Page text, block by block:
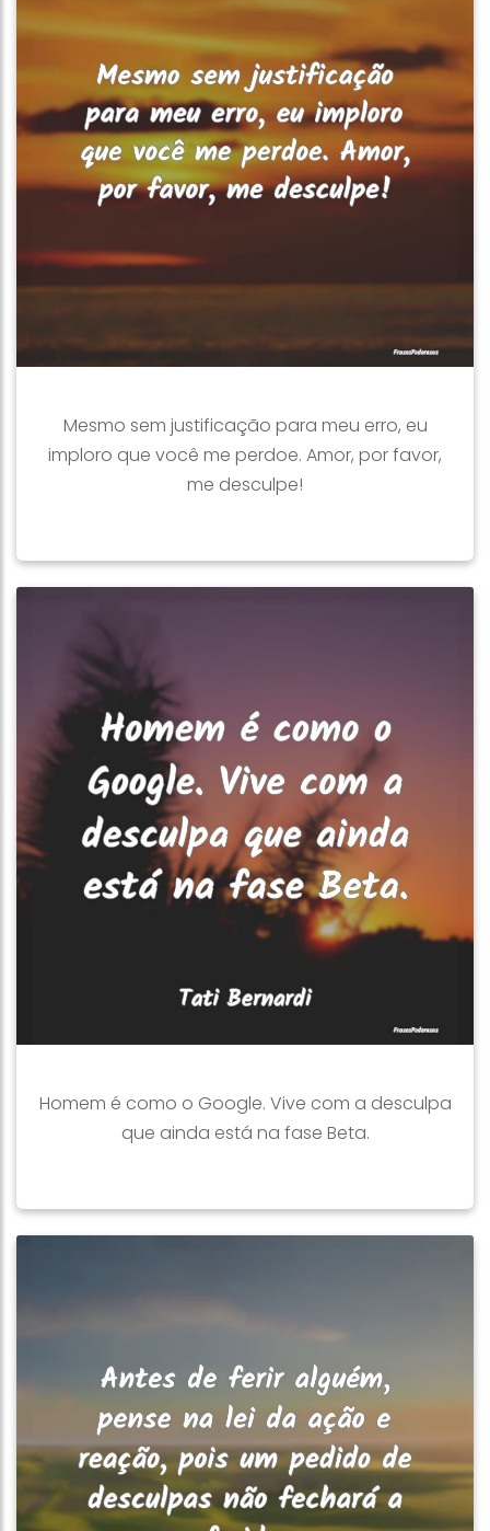
Mesmo sem justificação para meu erro, eu
imploro que você me perdoe. Amor, por favor,
me desculpe!
Homem é como o Google. Vive com a desculpa
que ainda está na fase Beta.